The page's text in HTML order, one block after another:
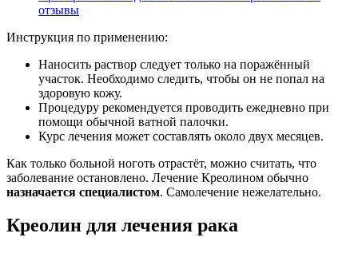
отзывы
Инструкция по применению:
Наносить раствор следует только на поражённый
участок. Необходимо следить, чтобы он не попал на
здоровую кожу.
Процедуру рекомендуется проводить ежедневно при
помощи обычной ватной палочки.
Курс лечения может составлять около двух месяцев.
Как только больной ноготь отрастёт, можно считать, что
заболевание остановлено. Лечение Креолином обычно
назначается специалистом. Самолечение нежелательно.
Креолин для лечения рака